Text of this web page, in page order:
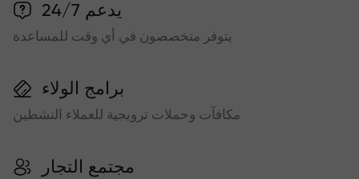
يدعم 24/7
يتوفر متخصصون في أي وقت للمساعدة
برامج الولاء
مكافآت وحملات ترويجية للعملاء النشطين
مجتمع التجار